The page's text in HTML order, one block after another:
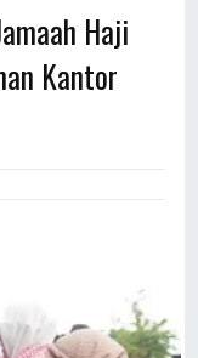
Haji
Kantor